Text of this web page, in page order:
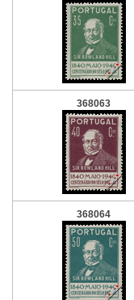
368063
368064